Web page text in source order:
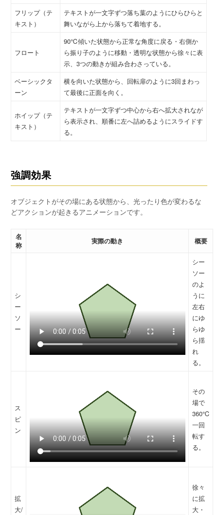
フリップ（テ
キスト）
テキストが一文字ずつ落ち葉のようにひらひらと
舞いながら上から落ちて着地する。
フロート
90℃傾いた状態から正常な角度に戻る・右側か
ら振り子のように移動・透明な状態から徐々に表
示、3つの動きが組み合わさっている。
ベーシックタ
ーン
横を向いた状態から、回転扉のように3回まわっ
て最後に正面を向く。
ホイップ（テ
キスト）
テキストが一文字ずつ中心から右へ拡大されなが
ら表示され、順番に左へ詰めるようにスライドす
る。
強調効果
オブジェクトがその場にある状態から、光ったり色が変わるな
どアクションが起きるアニメーションです。
名
称
実際の動き 概要
シ
ー
ソ
ー
シー
ソー
のよ
うに
左右
にゆ
らゆ
ら揺
れ
る。
ス
ピ
ン
その
場で
360℃
一回
転す
る。
拡
大/
徐々
に拡
大・